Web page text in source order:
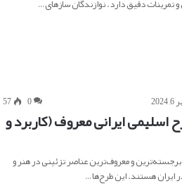
تمرینات دقیق دارد. نوازندگان سازهای…
0
57
اسلیمی ایرانی معروف (کاربرد و
و معروف‌ترین عناصر تزئینی در هنر و
ایران هستند. این طرح‌ها…